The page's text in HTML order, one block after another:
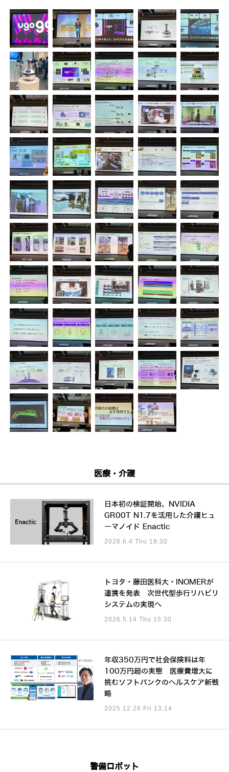
医療・介護
日本初の検証開始、NVIDIA
GR00T N1.7を活用した介護ヒュ
ーマノイド Enactic
2026.6.4 Thu 18:30
トヨタ・藤田医科大・INOMERが
連携を発表 次世代型歩行リハビリ
システムの実現へ
2026.5.14 Thu 15:30
年収350万円で社会保険料は年
100万円超の実態 医療費増大に
挑むソフトバンクのヘルスケア新戦
略
2025.12.26 Fri 13:14
警備ロボット